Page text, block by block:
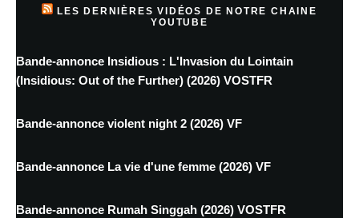
LES DERNIÈRES VIDÉOS DE NOTRE CHAINE
YOUTUBE
Bande-annonce Insidious : L'Invasion du Lointain
(Insidious: Out of the Further) (2026) VOSTFR
Bande-annonce violent night 2 (2026) VF
Bande-annonce La vie d'une femme (2026) VF
Bande-annonce Rumah Singgah (2026) VOSTFR